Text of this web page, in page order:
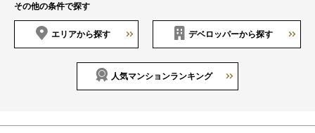
その他の条件で探す
エリアから探す デベロッパーから探す
人気マンションランキング